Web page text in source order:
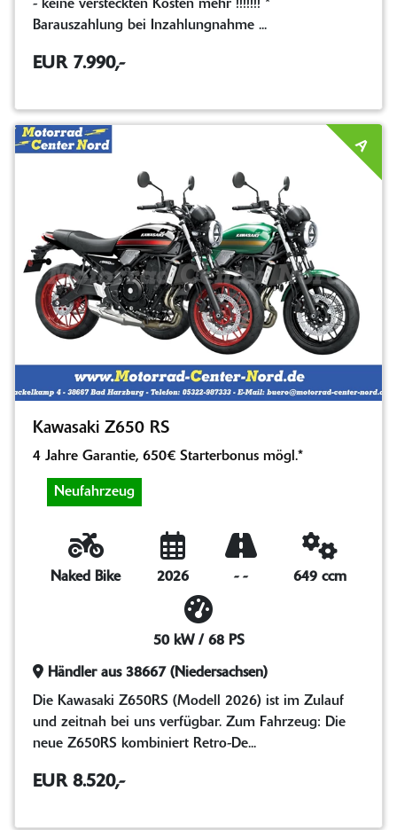
- keine versteckten Kosten mehr !!!!!!! *
Barauszahlung bei Inzahlungnahme ...
EUR 7.990,-
Kawasaki Z650 RS
4 Jahre Garantie, 650€ Starterbonus mögl.*
Neufahrzeug
Naked Bike 2026 - - 649 ccm
50 kW / 68 PS
Händler aus 38667 (Niedersachsen)
Die Kawasaki Z650RS (Modell 2026) ist im Zulauf
und zeitnah bei uns verfügbar. Zum Fahrzeug: Die
neue Z650RS kombiniert Retro-De...
EUR 8.520,-
A